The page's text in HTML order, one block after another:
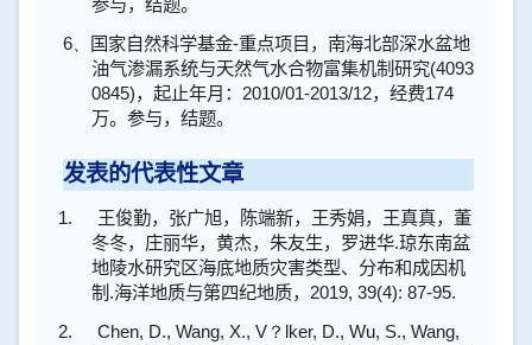
参与，结题。
6、
国家自然科学基金-重点项目，南海北部深水盆地
油气渗漏系统与天然气水合物富集机制研究(4093
0845)，起止年月： 2010/01-2013/12，经费174
万。参与，结题。
发表的代表性文章
1.
王俊勤，张广旭，陈端新，王秀娟，王真真，董
冬冬，庄丽华，黄杰，朱友生，罗进华.琼东南盆
地陵水研究区海底地质灾害类型、分布和成因机
制 .海洋地质与第四纪地质， 2019, 39(4): 87-95.
2.
Chen, D., Wang, X., V？lker, D., Wu, S., Wang,